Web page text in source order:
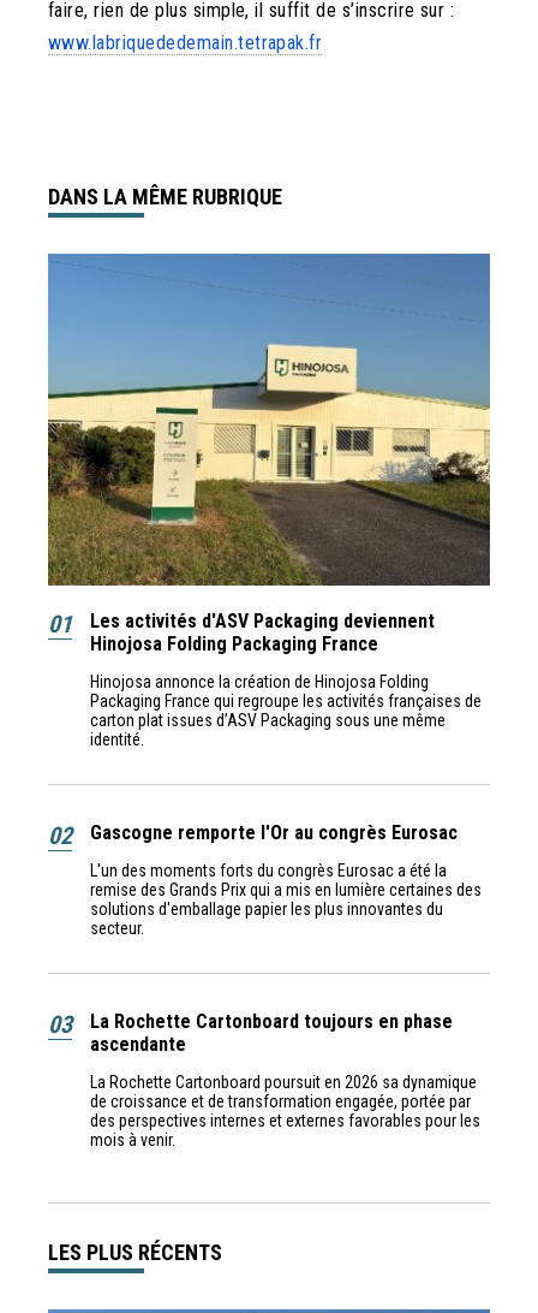
faire, rien de plus simple, il suffit de s’inscrire sur :
www.labriquededemain.tetrapak.fr
DANS LA MÊME RUBRIQUE
01
Les activités d'ASV Packaging deviennent
Hinojosa Folding Packaging France
Hinojosa annonce la création de Hinojosa Folding
Packaging France qui regroupe les activités françaises de
carton plat issues d’ASV Packaging sous une même
identité.
02 Gascogne remporte l'Or au congrès Eurosac
L'un des moments forts du congrès Eurosac a été la
remise des Grands Prix qui a mis en lumière certaines des
solutions d'emballage papier les plus innovantes du
secteur.
03
La Rochette Cartonboard toujours en phase
ascendante
La Rochette Cartonboard poursuit en 2026 sa dynamique
de croissance et de transformation engagée, portée par
des perspectives internes et externes favorables pour les
mois à venir.
LES PLUS RÉCENTS